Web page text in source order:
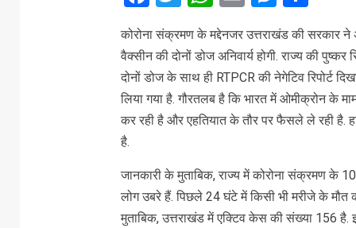
कोरोना संक्रमण के मद्देनजर उत्तराखंड की सरकार
वैक्सीन की दोनों डोज अनिवार्य होगी. राज्य की
दोनों डोज के साथ ही RTPCR की नेगेटिव रिपोर्ट
लिया गया है. गौरतलब है कि भारत में ओमीक्रोन के
कर रही है और एहतियात के तौर पर फैसले ले रही है.
है.
जानकारी के मुताबिक, राज्य में कोरोना संक्रमण के
लोग उबरे हैं. पिछले 24 घंटे में किसी भी मरीजे के
मुताबिक, उत्तराखंड में एक्टिव केस की संख्या 156